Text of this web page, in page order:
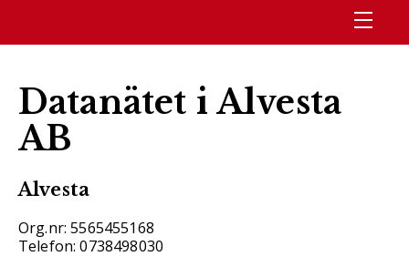
Datanätet i Alvesta
AB
Alvesta
Org.nr: 5565455168
Telefon: 0738498030